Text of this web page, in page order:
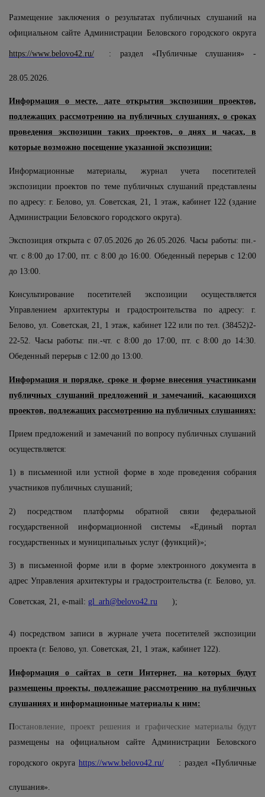
Размещение заключения о результатах публичных слушаний на
официальном сайте Администрации Беловского городского округа
https://www.belovo42.ru/ : раздел «Публичные слушания» -
28.05.2026.
Информация о месте, дате открытия экспозиции проектов,
подлежащих рассмотрению на публичных слушаниях, о сроках
проведения экспозиции таких проектов, о днях и часах, в
которые возможно посещение указанной экспозиции:
Информационные материалы, журнал учета посетителей
экспозиции проектов по теме публичных слушаний представлены
по адресу: г. Белово, ул. Советская, 21, 1 этаж, кабинет 122 (здание
Администрации Беловского городского округа).
Экспозиция открыта с 07.05.2026 до 26.05.2026. Часы работы: пн.-
чт. с 8:00 до 17:00, пт. с 8:00 до 16:00. Обеденный перерыв с 12:00
до 13:00.
Консультирование посетителей экспозиции осуществляется
Управлением архитектуры и градостроительства по адресу: г.
Белово, ул. Советская, 21, 1 этаж, кабинет 122 или по тел. (38452)2-
22-52. Часы работы: пн.-чт. с 8:00 до 17:00, пт. с 8:00 до 14:30.
Обеденный перерыв с 12:00 до 13:00.
Информация и порядке, сроке и форме внесения участниками
публичных слушаний предложений и замечаний, касающихся
проектов, подлежащих рассмотрению на публичных слушаниях:
Прием предложений и замечаний по вопросу публичных слушаний
осуществляется:
1) в письменной или устной форме в ходе проведения собрания
участников публичных слушаний;
2) посредством платформы обратной связи федеральной
государственной информационной системы «Единый портал
государственных и муниципальных услуг (функций)»;
3) в письменной форме или в форме электронного документа в
адрес Управления архитектуры и градостроительства (г. Белово, ул.
Советская, 21, e-mail : gl arh@belovo42. ru );
4) посредством записи в журнале учета посетителей экспозиции
проекта (г. Белово, ул. Советская, 21, 1 этаж, кабинет 122).
Информация о сайтах в сети Интернет, на которых будут
размещены проекты, подлежащие рассмотрению на публичных
слушаниях и информационные материалы к ним:
Постановление, проект решения и графические материалы будут
размещены на официальном сайте Администрации Беловского
городского округа https://www.belovo42.ru/ : раздел «Публичные
слушания».